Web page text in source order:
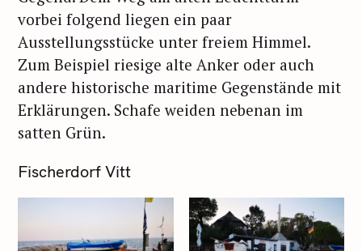
vorbei folgend liegen ein paar
Ausstellungsstücke unter freiem Himmel.
Zum Beispiel riesige alte Anker oder auch
andere historische maritime Gegenstände mit
Erklärungen. Schafe weiden nebenan im
satten Grün.
Fischerdorf Vitt
u